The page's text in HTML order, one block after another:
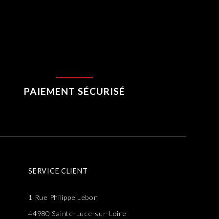
PAIEMENT SÉCURISÉ
SERVICE CLIENT
1 Rue Philippe Lebon
44980 Sainte-Luce-sur-Loire